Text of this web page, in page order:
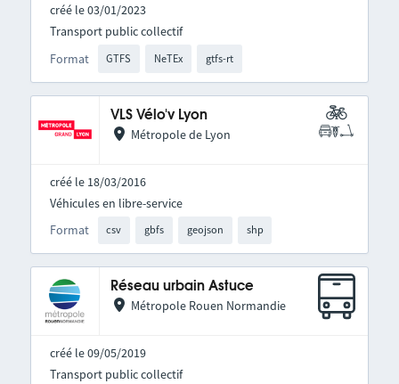
créé le 03/01/2023
Format GTFS NeTEx gtfs-rt
Transport public collectif
VLS Vélo'v Lyon
Métropole de Lyon
créé le 18/03/2016
Format csv gbfs geojson shp
Véhicules en libre-service
Réseau urbain Astuce
Métropole Rouen Normandie
créé le 09/05/2019
Transport public collectif